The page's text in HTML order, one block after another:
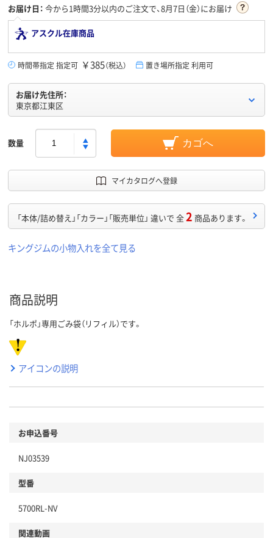
お届け日： 今から1時間3分以内のご注文で、8月7日（金）にお届け
アスクル在庫商品
時間帯指定 指定可 ￥385（税込） 置き場所指定 利用可
お届け先住所：
東京都江東区
数量 カゴへ
マイカタログへ登録
「本体/詰め替え」「カラー」「販売単位」 違いで 全2 商品あります。
キングジムの小物入れを全て見る
商品説明
「ホルポ」専用ごみ袋（リフィル）です。
アイコンの説明
お申込番号
NJ03539
型番
5700RL-NV
関連動画